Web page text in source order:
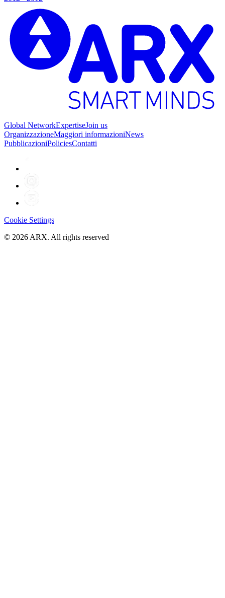
Global NetworkExpertiseJoin us
OrganizzazioneMaggiori informazioniNews
PubblicazioniPoliciesContatti
Cookie Settings
© 2026 ARX. All rights reserved